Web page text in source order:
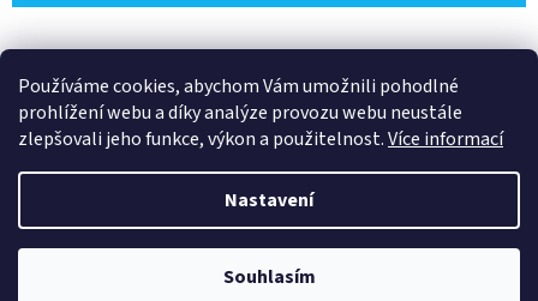
Používáme cookies, abychom Vám umožnili pohodlné
prohlížení webu a díky analýze provozu webu neustále
zlepšovali jeho funkce, výkon a použitelnost.Více informací
Nastavení
Souhlasím
Copyright 2026Aquacon. Všechna práva vyhrazena.Upravit
nastavení cookies